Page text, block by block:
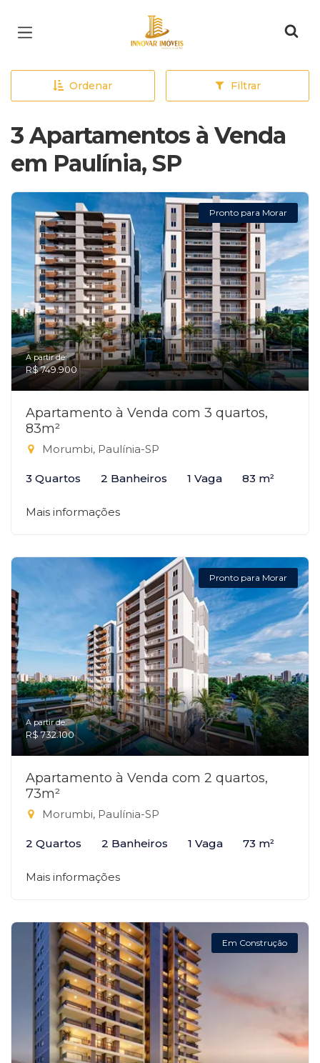
Página inicial
Ordenar Filtrar
3 Apartamentos à Venda
em Paulínia, SP
Pronto para Morar
A partir de:
R$ 749.900
Apartamento à Venda com 3 quartos,
83m²
Morumbi, Paulínia-SP
3 Quartos 2 Banheiros 1 Vaga 83 m²
Mais informações
Pronto para Morar
A partir de:
R$ 732.100
Apartamento à Venda com 2 quartos,
73m²
Morumbi, Paulínia-SP
2 Quartos 2 Banheiros 1 Vaga 73 m²
Mais informações
Em Construção